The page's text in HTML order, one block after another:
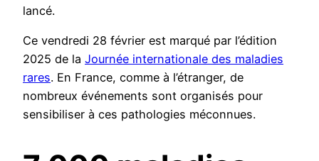
lancé.
Ce vendredi 28 février est marqué par l’édition
2025 de la Journée internationale des maladies
rares. En France, comme à l’étranger, de
nombreux événements sont organisés pour
sensibiliser à ces pathologies méconnues.